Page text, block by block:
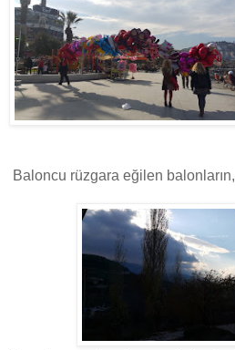
Baloncu rüzgara eğilen balonların,